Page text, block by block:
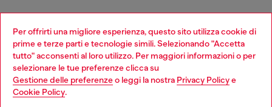
Per offrirti una migliore esperienza, questo sito utilizza cookie di
prime e terze parti e tecnologie simili. Selezionando "Accetta
tutto" acconsenti al loro utilizzo. Per maggiori informazioni o per
selezionare le tue preferenze clicca su
Gestione delle preferenzeo leggi la nostra Privacy Policye
Cookie Policy.
Choose your location
You are currently browsing Italia website, but it seems you may
be based in United States